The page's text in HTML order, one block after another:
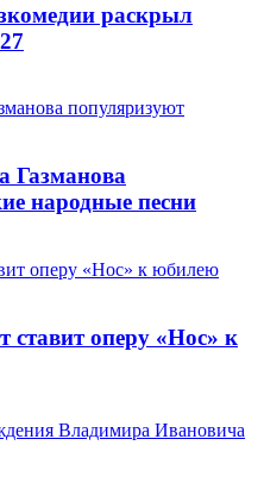
раскрыл
Газманова
народные песни
оперу «Нос» к